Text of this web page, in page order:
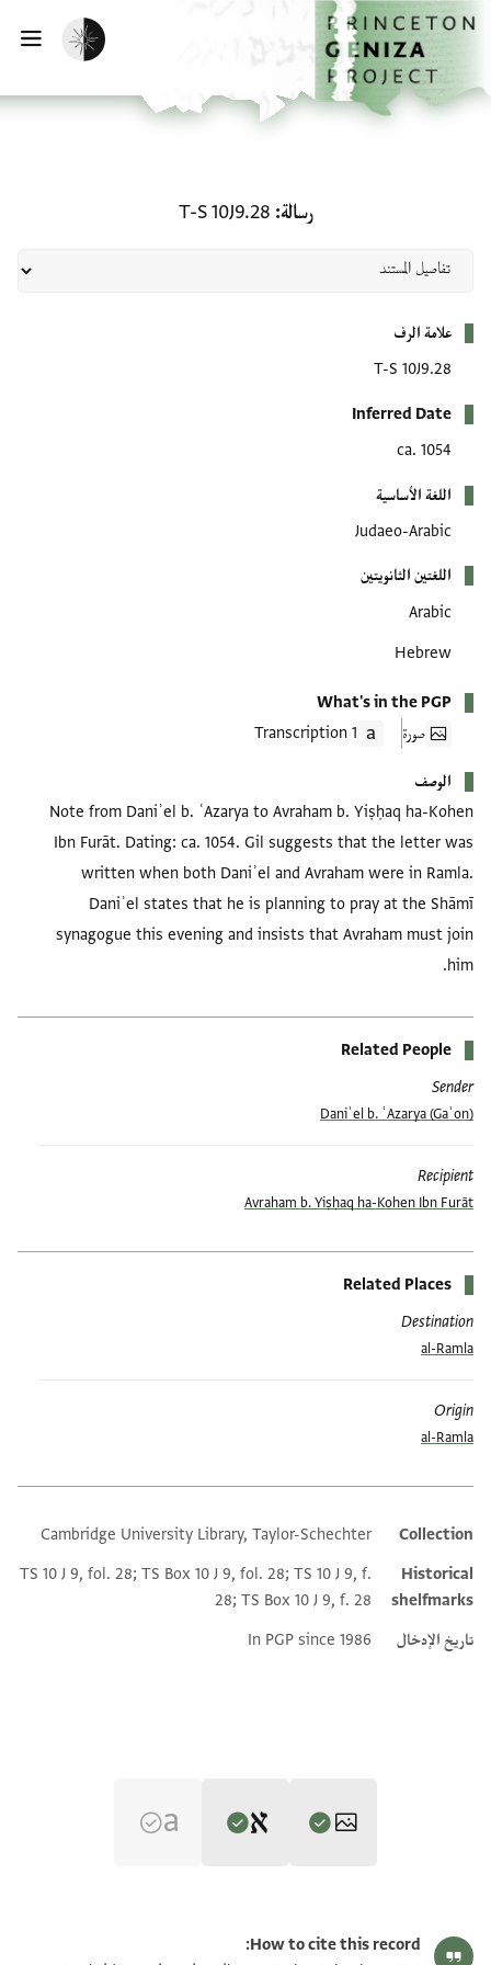
إلى المحتوى الرئيسي
الرئيسية
تفعيل الوضع المظلم
رسالة T-S 10J9.28
علامة الرف
T-S 10J9.28
Inferred Date
ca. 1054
اللغة الأساسية
Judaeo-Arabic
اللغتين الثانويتين
Arabic
Hebrew
What's in the PGP
صورة
1 Transcription
الوصف
Note from Daniʾel b. ʿAzarya to Avraham b. Yiṣḥaq ha-Kohen
Ibn Furāt. Dating: ca. 1054. Gil suggests that the letter was
written when both Daniʾel and Avraham were in Ramla.
Daniʾel states that he is planning to pray at the Shāmī
synagogue this evening and insists that Avraham must join
him.
Related People
Sender
Daniʾel b. ʿAzarya (Gaʾon)
Recipient
Avraham b. Yiṣḥaq ha-Kohen Ibn Furāt
Related Places
Destination
al-Ramla
Origin
al-Ramla
Additional metadata
Collection
Cambridge University Library, Taylor-Schechter
Historical
shelfmarks
TS 10 J 9, fol. 28; TS Box 10 J 9, fol. 28; TS 10 J 9, f.
28; TS Box 10 J 9, f. 28
تاريخ الإدخال
In PGP since 1986
Palestine During the First Muslim Period (634–1099)‎(in
How to cite this record: